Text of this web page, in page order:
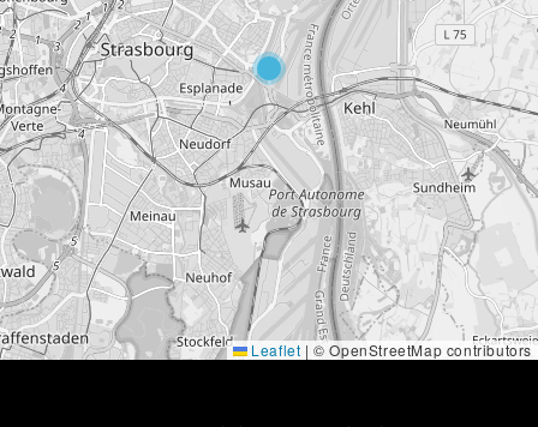
Leaflet | © OpenStreetMap contributors